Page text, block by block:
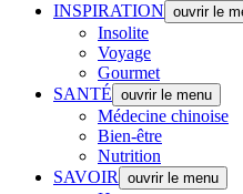
INSPIRATION ouvrir le
Insolite
Voyage
Gourmet
SANTÉ ouvrir le menu
Médecine chinoise
Bien-être
Nutrition
SAVOIR
ouvrir le menu